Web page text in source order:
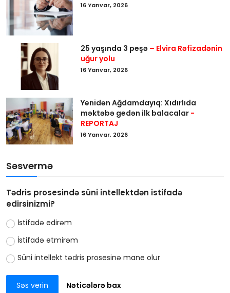
16 Yanvar, 2026
25 yaşında 3 peşə – Elvira Rəfizadənin
uğur yolu
16 Yanvar, 2026
Yenidən Ağdamdayıq: Xıdırlıda
məktəbə gedən ilk balacalar -
REPORTAJ
16 Yanvar, 2026
Səsvermə
Tədris prosesində süni intellektdən istifadə
edirsinizmi?
İstifadə edirəm
İstifadə etmirəm
Süni intellekt tədris prosesinə mane olur
Səs verin Nəticələrə bax